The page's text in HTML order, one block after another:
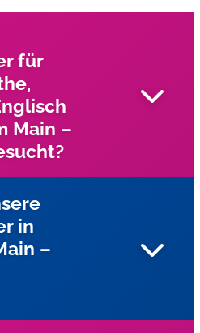
für
Main –
und Umgebung und
Nachhilfelehrern für die
Englisch?
in
–